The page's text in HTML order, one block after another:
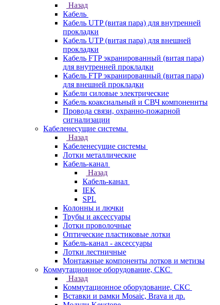
Назад
Кабель
Кабель UTP (витая пара) для внутренней
прокладки
Кабель UTP (витая пара) для внешней
прокладки
Кабель FTP экранированный (витая пара)
для внутренней прокладки
Кабель FTP экранированный (витая пара)
для внешней прокладки
Кабели силовые электрические
Кабель коаксиальный и СВЧ компоненнты
Провода связи, охранно-пожарной
сигнализации
Кабеленесущие системы
Назад
Кабеленесущие системы
Лотки металлические
Кабель-канал
Назад
Кабель-канал
IEK
SPL
Колонны и лючки
Трубы и аксессуары
Лотки проволочные
Оптические пластиковые лотки
Кабель-канал - аксессуары
Лотки лестничные
Монтажные компоненты лотков и метизы
Коммутационное оборудование, СКС
Назад
Коммутационное оборудование, СКС
Вставки и рамки Mosaic, Brava и др.